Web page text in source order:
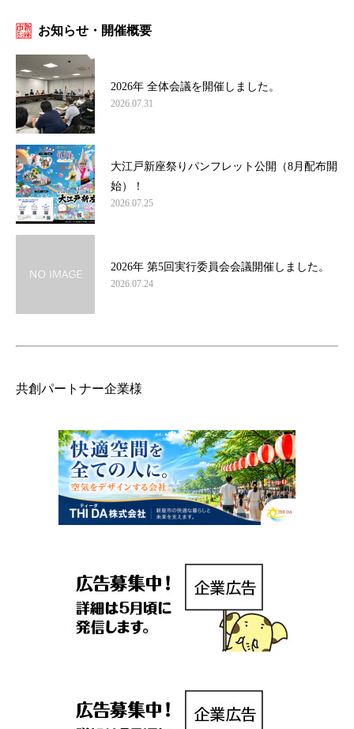
お知らせ・開催概要
2026年 全体会議を開催しました。
2026.07.31
大江戸新座祭りパンフレット公開（8月配布開
始）！
2026.07.25
2026年 第5回実行委員会会議開催しました。
2026.07.24
共創パートナー企業様